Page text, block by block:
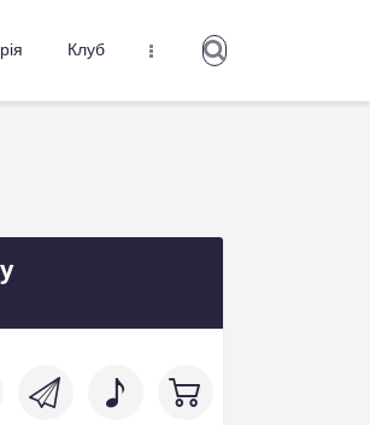
Клуб